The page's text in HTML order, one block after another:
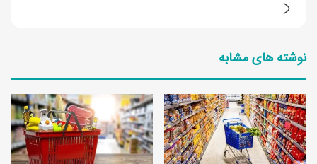
ا
ی
د
ش
گ
ص
ش
گ
ف
نوشته های مشابه